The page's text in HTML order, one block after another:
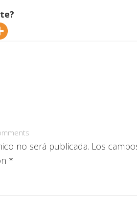
no será publicada. Los
*